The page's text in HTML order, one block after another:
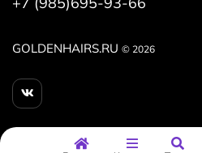
GOLDENHAIRS.RU © 2026